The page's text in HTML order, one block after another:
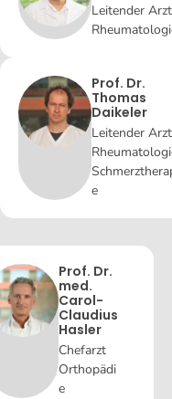
Leitender Arzt
Prof. Dr.
Thomas
Daikeler
Leitender Arzt
e
Prof. Dr.
med.
Carol-
Claudius
Hasler
Chefarzt
Orthopädi
e